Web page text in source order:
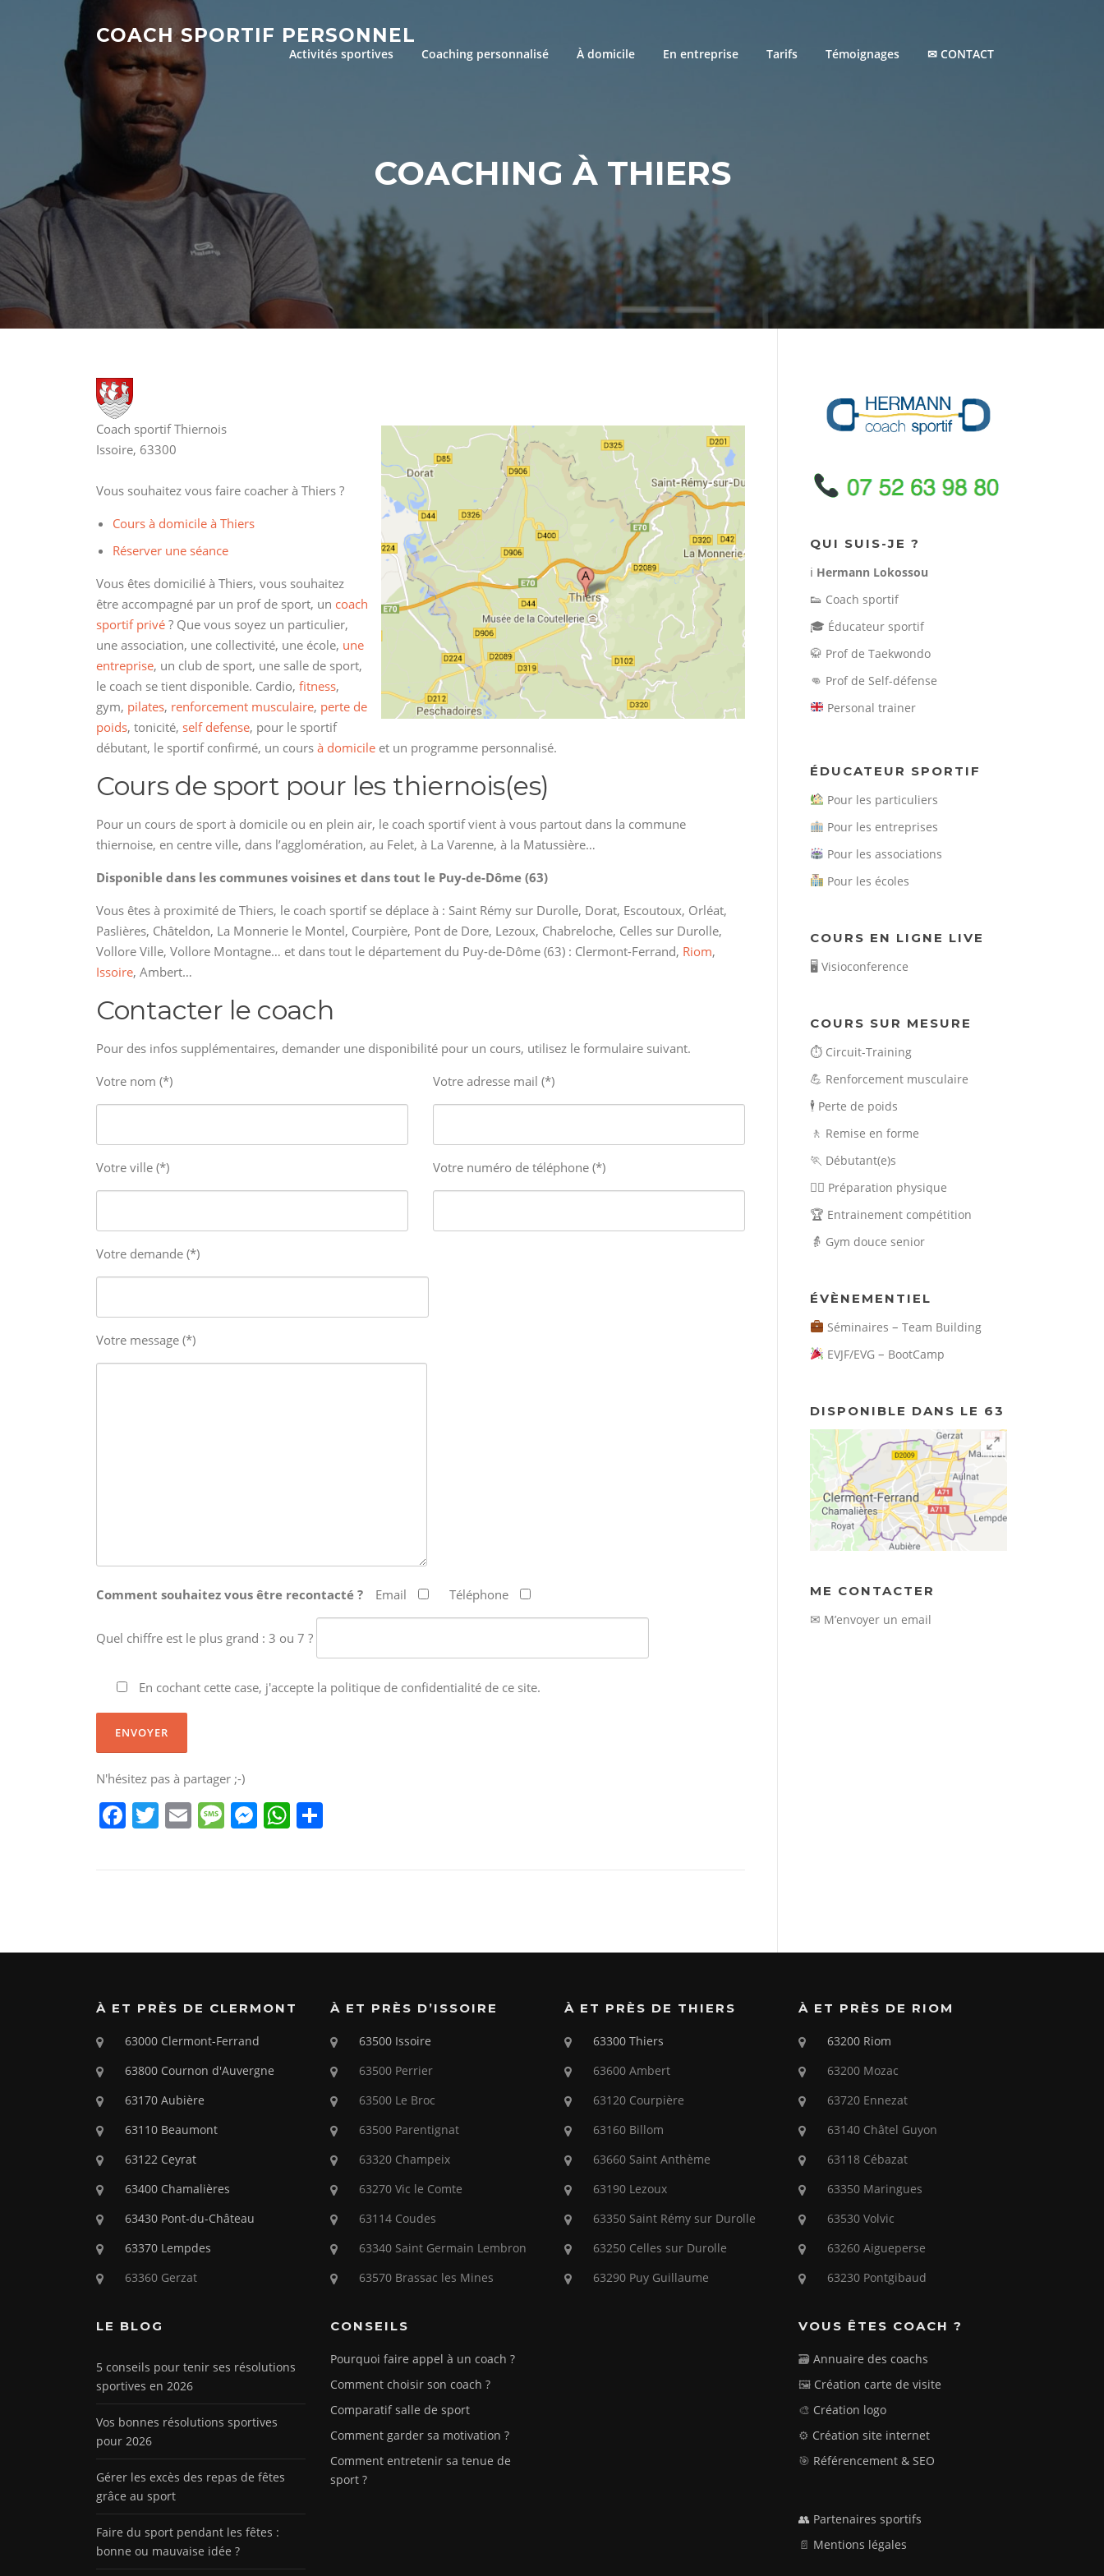
COACH SPORTIF PERSONNEL
Activités sportives Coaching personnalisé À domicile En entreprise Tarifs Témoignages ✉ CONTACT
COACHING À THIERS
Coach sportif Thiernois
Issoire, 63300
Vous souhaitez vous faire coacher à Thiers ?
Cours à domicile à Thiers
Réserver une séance
Vous êtes domicilié à Thiers, vous souhaitez
être accompagné par un prof de sport, un coach
sportif privé ? Que vous soyez un particulier,
une association, une collectivité, une école, une
entreprise, un club de sport, une salle de sport,
le coach se tient disponible. Cardio, fitness,
gym, pilates, renforcement musculaire, perte de
poids, tonicité, self defense, pour le sportif
débutant, le sportif confirmé, un cours à domicile et un programme personnalisé.
Cours de sport pour les thiernois(es)
Pour un cours de sport à domicile ou en plein air, le coach sportif vient à vous partout dans la commune
thiernoise, en centre ville, dans l’agglomération, au Felet, à La Varenne, à la Matussière…
Disponible dans les communes voisines et dans tout le Puy-de-Dôme (63)
Vous êtes à proximité de Thiers, le coach sportif se déplace à : Saint Rémy sur Durolle, Dorat, Escoutoux, Orléat,
Paslières, Châteldon, La Monnerie le Montel, Courpière, Pont de Dore, Lezoux, Chabreloche, Celles sur Durolle,
Vollore Ville, Vollore Montagne… et dans tout le département du Puy-de-Dôme (63) : Clermont-Ferrand, Riom,
Issoire, Ambert…
Contacter le coach
Pour des infos supplémentaires, demander une disponibilité pour un cours, utilisez le formulaire suivant.
Votre nom (*)
Votre adresse mail (*)
Votre ville (*) Votre numéro de téléphone (*)
Votre demande (*)
Votre message (*)
Comment souhaitez vous être recontacté ? Email Téléphone
Quel chiffre est le plus grand : 3 ou 7 ?
En cochant cette case, j'accepte la politique de confidentialité de ce site.
N'hésitez pas à partager ;-)
F
o
k
T E M
e
M
g
W
p
QUI SUIS-JE ?
ℹ️ Hermann Lokossou
👟 Coach sportif
🎓 Éducateur sportif
🥋 Prof de Taekwondo
👊 Prof de Self-défense
Personal trainer
ÉDUCATEUR SPORTIF
Pour les particuliers
Pour les entreprises
Pour les associations
Pour les écoles
COURS EN LIGNE LIVE
🖥️ Visioconference
COURS SUR MESURE
⏱️ Circuit-Training
💪 Renforcement musculaire
🕴️ Perte de poids
🚶 Remise en forme
🏃 Débutant(e)s
🏃‍♀️ Préparation physique
🏆 Entrainement compétition
👵 Gym douce senior
ÉVÈNEMENTIEL
Séminaires –Team Building
EVJF/EVG – BootCamp
DISPONIBLE DANS LE 63
ME CONTACTER
✉ M’envoyer un email
À ET PRÈS DE CLERMONT
63000 Clermont-Ferrand
63800 Cournon d'Auvergne
63170 Aubière
63110 Beaumont
63122 Ceyrat
63400 Chamalières
63430 Pont-du-Château
63370 Lempdes
63360 Gerzat
LE BLOG
5 conseils pour tenir ses résolutions
sportives en 2026
Vos bonnes résolutions sportives
pour 2026
Gérer les excès des repas de fêtes
grâce au sport
Faire du sport pendant les fêtes :
bonne ou mauvaise idée ?
À ET PRÈS D’ISSOIRE
63500 Issoire
63500 Perrier
63500 Le Broc
63500 Parentignat
63320 Champeix
63270 Vic le Comte
63114 Coudes
63340 Saint Germain Lembron
63570 Brassac les Mines
CONSEILS
Pourquoi faire appel à un coach ?
Comment choisir son coach ?
Comparatif salle de sport
Comment garder sa motivation ?
Comment entretenir sa tenue de
sport ?
À ET PRÈS DE THIERS
63300 Thiers
63600 Ambert
63120 Courpière
63160 Billom
63660 Saint Anthème
63190 Lezoux
63350 Saint Rémy sur Durolle
63250 Celles sur Durolle
63290 Puy Guillaume
À ET PRÈS DE RIOM
63200 Riom
63200 Mozac
63720 Ennezat
63140 Châtel Guyon
63118 Cébazat
63350 Maringues
63530 Volvic
63260 Aigueperse
63230 Pontgibaud
VOUS ÊTES COACH ?
🗃️ Annuaire des coachs
🖼️ Création carte de visite
🎨 Création logo
⚙️ Création site internet
🎯 Référencement & SEO
👥 Partenaires sportifs
📄 Mentions légales